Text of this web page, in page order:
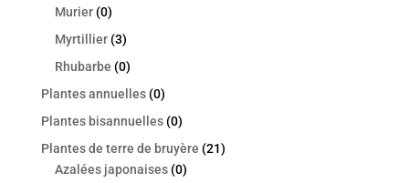
Murier (0)
Myrtillier (3)
Rhubarbe (0)
Plantes annuelles (0)
Plantes bisannuelles (0)
Plantes de terre de bruyère (21)
Azalées japonaises (0)